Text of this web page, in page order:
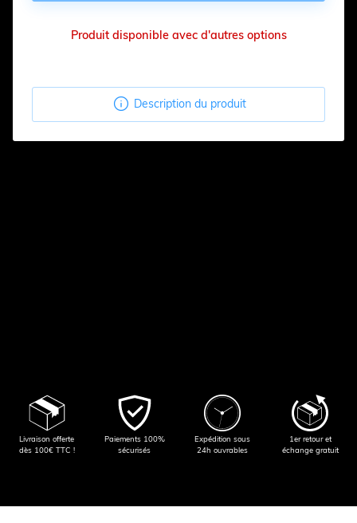
Produit disponible avec d'autres options
 Description du produit
Livraison offerte
dès 100€ TTC !
Paiements 100%
sécurisés
Expédition sous
24h ouvrables
1er retour et
échange gratuit